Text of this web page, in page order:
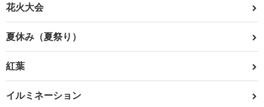
花火大会
夏休み（夏祭り）
紅葉
イルミネーション